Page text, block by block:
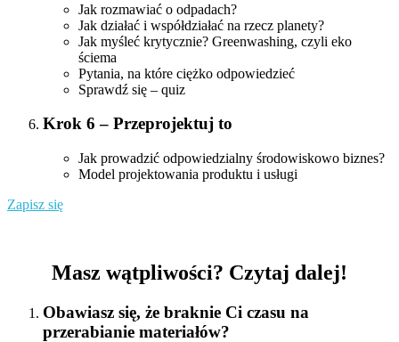
Jak rozmawiać o odpadach?
Jak działać i współdziałać na rzecz planety?
Jak myśleć krytycznie? Greenwashing, czyli eko
ściema
Pytania, na które ciężko odpowiedzieć
Sprawdź się – quiz
Krok 6 – Przeprojektuj to
Jak prowadzić odpowiedzialny środowiskowo biznes?
Model projektowania produktu i usługi
Zapisz się
Masz wątpliwości? Czytaj dalej!
Obawiasz się, że braknie Ci czasu na
przerabianie materiałów?